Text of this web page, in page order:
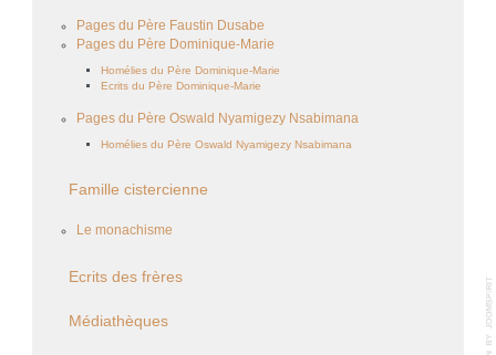
Pages du Père Faustin Dusabe
Pages du Père Dominique-Marie
Homélies du Père Dominique-Marie
Ecrits du Père Dominique-Marie
Pages du Père Oswald Nyamigezy Nsabimana
Homélies du Père Oswald Nyamigezy Nsabimana
Famille cistercienne
Le monachisme
Ecrits des frères
Médiathèques